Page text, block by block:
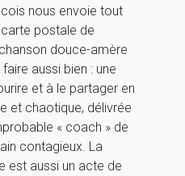
nous envoie tout
postale de
douce-amère
aussi bien : une
et à le partager en
et chaotique, délivrée
« coach » de
contagieux. La
est aussi un acte de